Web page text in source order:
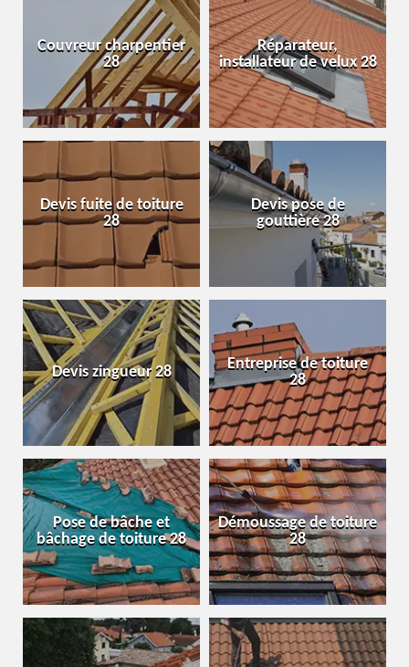
Couvreur charpentier
28
Réparateur,
installateur de velux 28
Devis fuite de toiture
28
Devis pose de
gouttière 28
Devis zingueur 28
Entreprise de toiture
28
Pose de bâche et
bâchage de toiture 28
Démoussage de toiture
28